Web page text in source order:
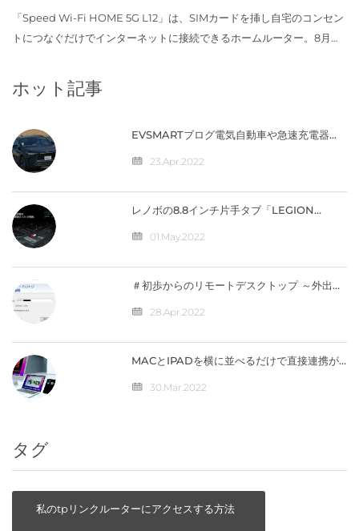
「Speed Wi-Fi HOME 5G L12」は、SIMカードを挿し自宅のコンセン
トにつなぐだけでインターネットに接続できるホームルーター。8月に
L11」に続く新製品と...
ホット記事
EVSMARTブログ電気自動車や急速充電器を
『BZ4X』／バッテリー残量の％表示なし
【編集部】 人気記事 最近の投稿 カテゴリー
23.Apr.2022
レノボの8.8インチ片手タブ「LEGION
か】01.May.2022
＃初歩からのリモートデスクトップ ～外出先
28.Apr.2022
MACとIPADを横に並べるだけで直接連携が
仕組みとは？
30.Mar.2022
タグ
私のtpリンクルーターにアクセスする方法